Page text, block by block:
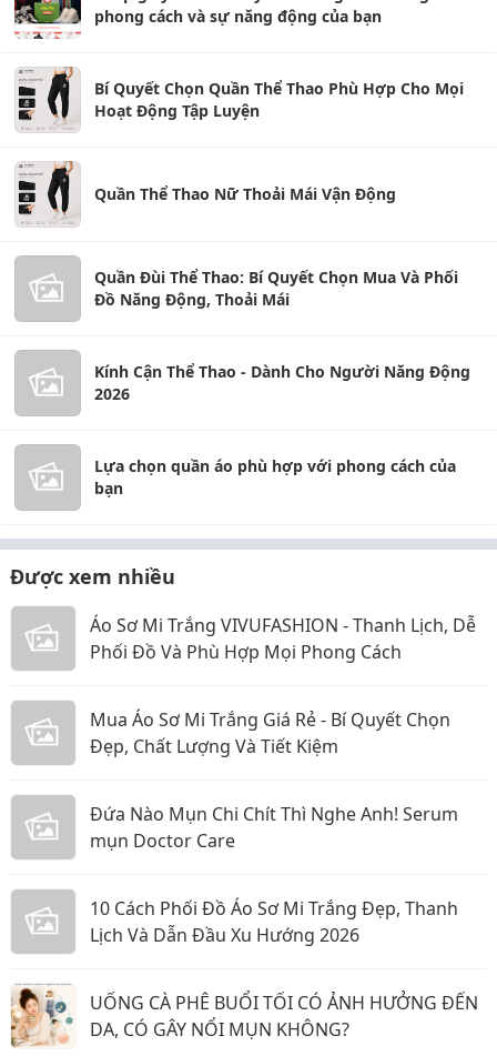
phong cách và sự năng động của bạn
Bí Quyết Chọn Quần Thể Thao Phù Hợp Cho Mọi
Hoạt Động Tập Luyện
Quần Thể Thao Nữ Thoải Mái Vận Động
Quần Đùi Thể Thao: Bí Quyết Chọn Mua Và Phối
Đồ Năng Động, Thoải Mái
Kính Cận Thể Thao - Dành Cho Người Năng Động
2026
Lựa chọn quần áo phù hợp với phong cách của
bạn
Được xem nhiều
Áo Sơ Mi Trắng VIVUFASHION - Thanh Lịch, Dễ
Phối Đồ Và Phù Hợp Mọi Phong Cách
Mua Áo Sơ Mi Trắng Giá Rẻ - Bí Quyết Chọn
Đẹp, Chất Lượng Và Tiết Kiệm
Đứa Nào Mụn Chi Chít Thì Nghe Anh! Serum
mụn Doctor Care
10 Cách Phối Đồ Áo Sơ Mi Trắng Đẹp, Thanh
Lịch Và Dẫn Đầu Xu Hướng 2026
UỐNG CÀ PHÊ BUỔI TỐI CÓ ẢNH HƯỞNG ĐẾN
DA, CÓ GÂY NỔI MỤN KHÔNG?